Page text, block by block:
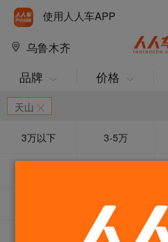
使用人人车APP
乌鲁木齐
品牌 价格
天山
3万以下 3-5万
急售降价
路虎